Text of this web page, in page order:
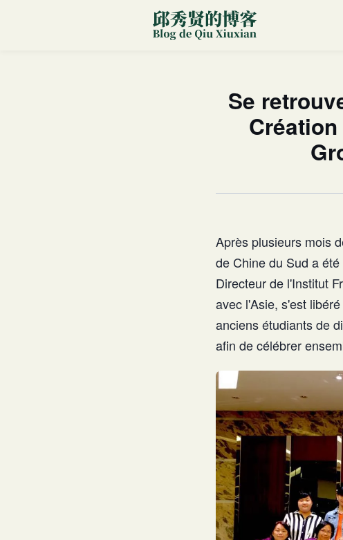
Se
Après plusieurs mois
de Chine du Sud a
Directeur de l'Institut
avec l'Asie, s'est
anciens étudiants de
afin de célébrer